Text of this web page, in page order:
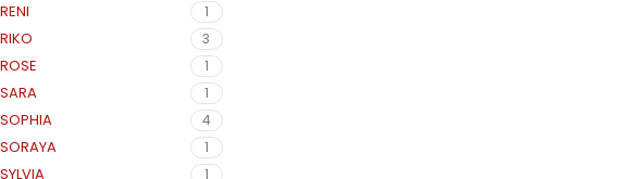
RENI 1
RIKO 3
ROSE 1
SARA 1
SOPHIA 4
SORAYA 1
SYLVIA 1